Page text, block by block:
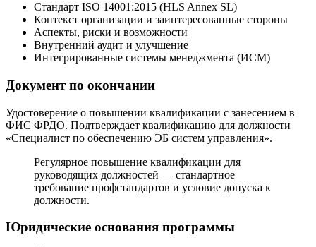
Стандарт ISO 14001:2015 (HLS Annex SL)
Контекст организации и заинтересованные стороны
Аспекты, риски и возможности
Внутренний аудит и улучшение
Интегрированные системы менеджмента (ИСМ)
Документ по окончании
Удостоверение о повышении квалификации с занесением в
ФИС ФРДО. Подтверждает квалификацию для должности
«Специалист по обеспечению ЭБ систем управления».
Регулярное повышение квалификации для
руководящих должностей — стандартное
требование профстандартов и условие допуска к
должности.
Юридические основания программы